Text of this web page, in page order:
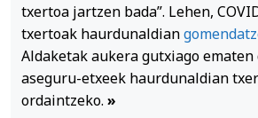
txertoa jartzen bada”. Lehen,
txertoak haurdunaldian
Aldaketak aukera gutxiago ematen
aseguru-etxeek haurdunaldian
ordaintzeko. »